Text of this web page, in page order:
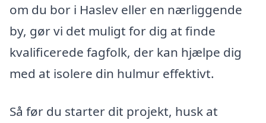
om du bor i Haslev eller en nærliggende
by, gør vi det muligt for dig at finde
kvalificerede fagfolk, der kan hjælpe dig
med at isolere din hulmur effektivt.
Så før du starter dit projekt, husk at